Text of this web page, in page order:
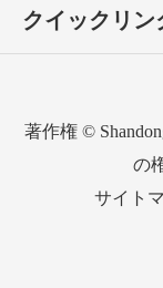
クイックリン
著作権 ©
の
サイト